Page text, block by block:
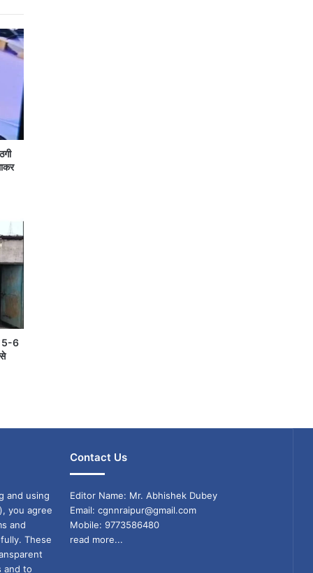
5-6
and using
you agree
and
These
and to
Contact Us
Editor Name: Mr. Abhishek Dubey
Email: cgnnraipur@gmail.com
Mobile: 9773586480
read more...